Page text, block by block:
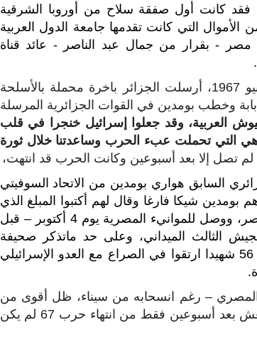
فقد كانت أول صفقة سلاح من أوروبا الشرقية
بلغ حوالي مليون دولار، كما قدمت مصر 75% من الأموال التي كانت تقدمها جامعة الدول العربية
جنيه سنويًا. وخصصت مصر - بقرار من جمال عبد الناصر - عائد قناة
- في محاولة لرد بعض أفضال مصر، بعد تعرضها لعدوان 5 يونيو 1967، أرسلت الجزائر باخرة محملة بالأسلحة
الحية ومواد التموين الضرورية للحرب، وعلى متنها 30 دبابة وخطب بومدين في القوات الجزائرية المرسلة
العربية، وقد جعلوا إسرائيل خنجرا في قلب
هي التي تحملت عبء الحرب وساعدتنا خلال ثورة
تصل إلا بعد أسبوعين وكانت الحرب قد انتهت،
السابق هواري بومدين من الاتحاد السوفيتي
شيكا فارغا وقال لهم أكتبوا المبلغ الذي
تريدونه، وهكذا تم شراء الطائرات والعتاد اللازم وإرساله إلى مصر، ووصل للموانيء المصرية يوم 4 أكتوبر – قبل
الثالث الميداني، وعلى حد ماتذكر صحيفة
الشروق الجزائرية فإن مصر سلمت الجزائر قبل سنوات رفات 56 شهيدا ارتقوا في الصراع مع العدو الإسرائيلي
المصري – رغم انسحابه من سيناء، ظل أقوى من
عدة جيوش عربية مجتمعة، والجيش الذي خاض معركة رأس العش بعد أسبوعين فقط من انتهاء حرب 67 لم يكن